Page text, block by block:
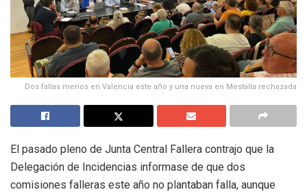
Dos fallas menos en Valencia este año y una nueva en Mestalla rechazada
El pasado pleno de Junta Central Fallera contrajo que la
Delegación de Incidencias informase de que dos
comisiones falleras este año no plantaban falla, aunque